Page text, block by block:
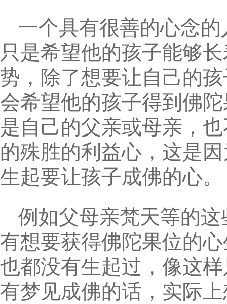
一个具有很善的心念
只是希望他的孩子能够
势，除了想要让自己的
会希望他的孩子得到佛
是自己的父亲或母亲，
的殊胜的利益心，这是
生起要让孩子成佛的心。
例如父母亲梵天等的
有想要获得佛陀果位的
也都没有生起过，像这
有梦见成佛的话，实际